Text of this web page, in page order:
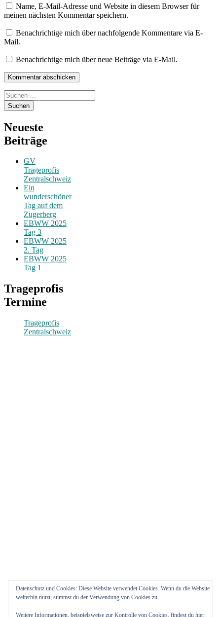
Name, E-Mail-Adresse und Website in diesem Browser für
meinen nächsten Kommentar speichern.
Benachrichtige mich über nachfolgende Kommentare via E-
Mail.
Benachrichtige mich über neue Beiträge via E-Mail.
Suchen
nach:
Neueste
Beiträge
GV
Trageprofis
Zentralschweiz
Ein
wunderschöner
Tag auf dem
Zugerberg
EBWW 2025
Tag 3
EBWW 2025
2. Tag
EBWW 2025
Tag 1
Trageprofis
Termine
Trageprofis
Zentralschweiz
Datenschutz und Cookies: Diese Website verwendet Cookies. Wenn du die Website
weiterhin nutzt, stimmst du der Verwendung von Cookies zu.
Weitere Informationen, beispielsweise zur Kontrolle von Cookies, findest du hier: